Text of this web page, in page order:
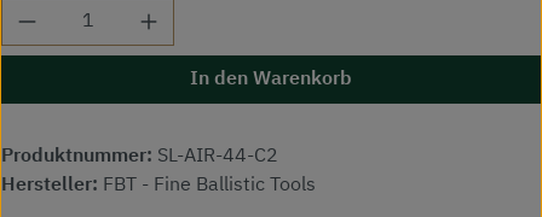
Produkt Anzahl: Gib den gewünschten
In den Warenkorb
Produktnummer: SL-AIR-44-C2
Hersteller: FBT - Fine Ballistic Tools